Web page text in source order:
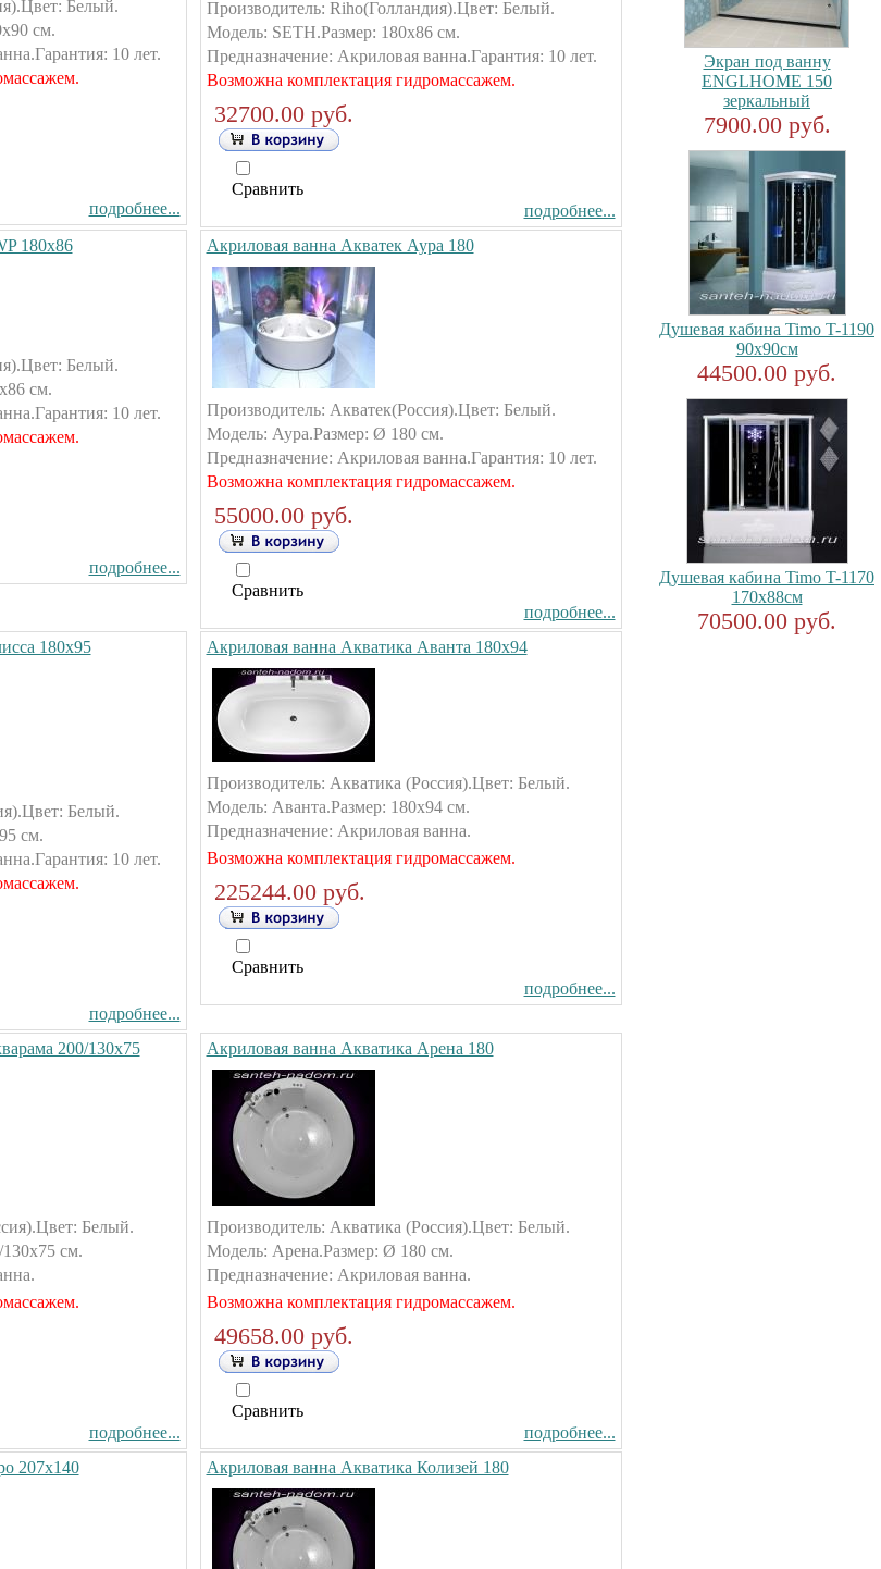
Белый.
см.
10 лет.
подробнее...
Производитель: Riho(Голландия).Цвет: Белый.
Модель: SETH.Размер: 180х86 см.
Предназначение: Акриловая ванна.Гарантия: 10 лет.
Возможна комплектация гидромассажем.
32700.00 руб.
Сравнить
подробнее...
180х86
Белый.
см.
10 лет.
подробнее...
Акриловая ванна Акватек Аура 180
Производитель: Акватек(Россия).Цвет: Белый.
Модель: Аура.Размер: Ø 180 см.
Предназначение: Акриловая ванна.Гарантия: 10 лет.
Возможна комплектация гидромассажем.
55000.00 руб.
Сравнить
подробнее...
180х95
Белый.
см.
10 лет.
подробнее...
Акриловая ванна Акватика Аванта 180х94
Производитель: Акватика (Россия).Цвет: Белый.
Модель: Аванта.Размер: 180х94 см.
Предназначение: Акриловая ванна.
Возможна комплектация гидромассажем.
225244.00 руб.
Сравнить
подробнее...
200/130х75
Белый.
см.
подробнее...
Акриловая ванна Акватика Арена 180
Производитель: Акватика (Россия).Цвет: Белый.
Модель: Арена.Размер: Ø 180 см.
Предназначение: Акриловая ванна.
Возможна комплектация гидромассажем.
49658.00 руб.
Сравнить
подробнее...
207х140
Акриловая ванна Акватика Колизей 180
Экран под ванну
ENGLHOME 150
зеркальный
7900.00 руб.
Душевая кабина Timo T-1190
90x90см
44500.00 руб.
Душевая кабина Timo T-1170
170x88см
70500.00 руб.